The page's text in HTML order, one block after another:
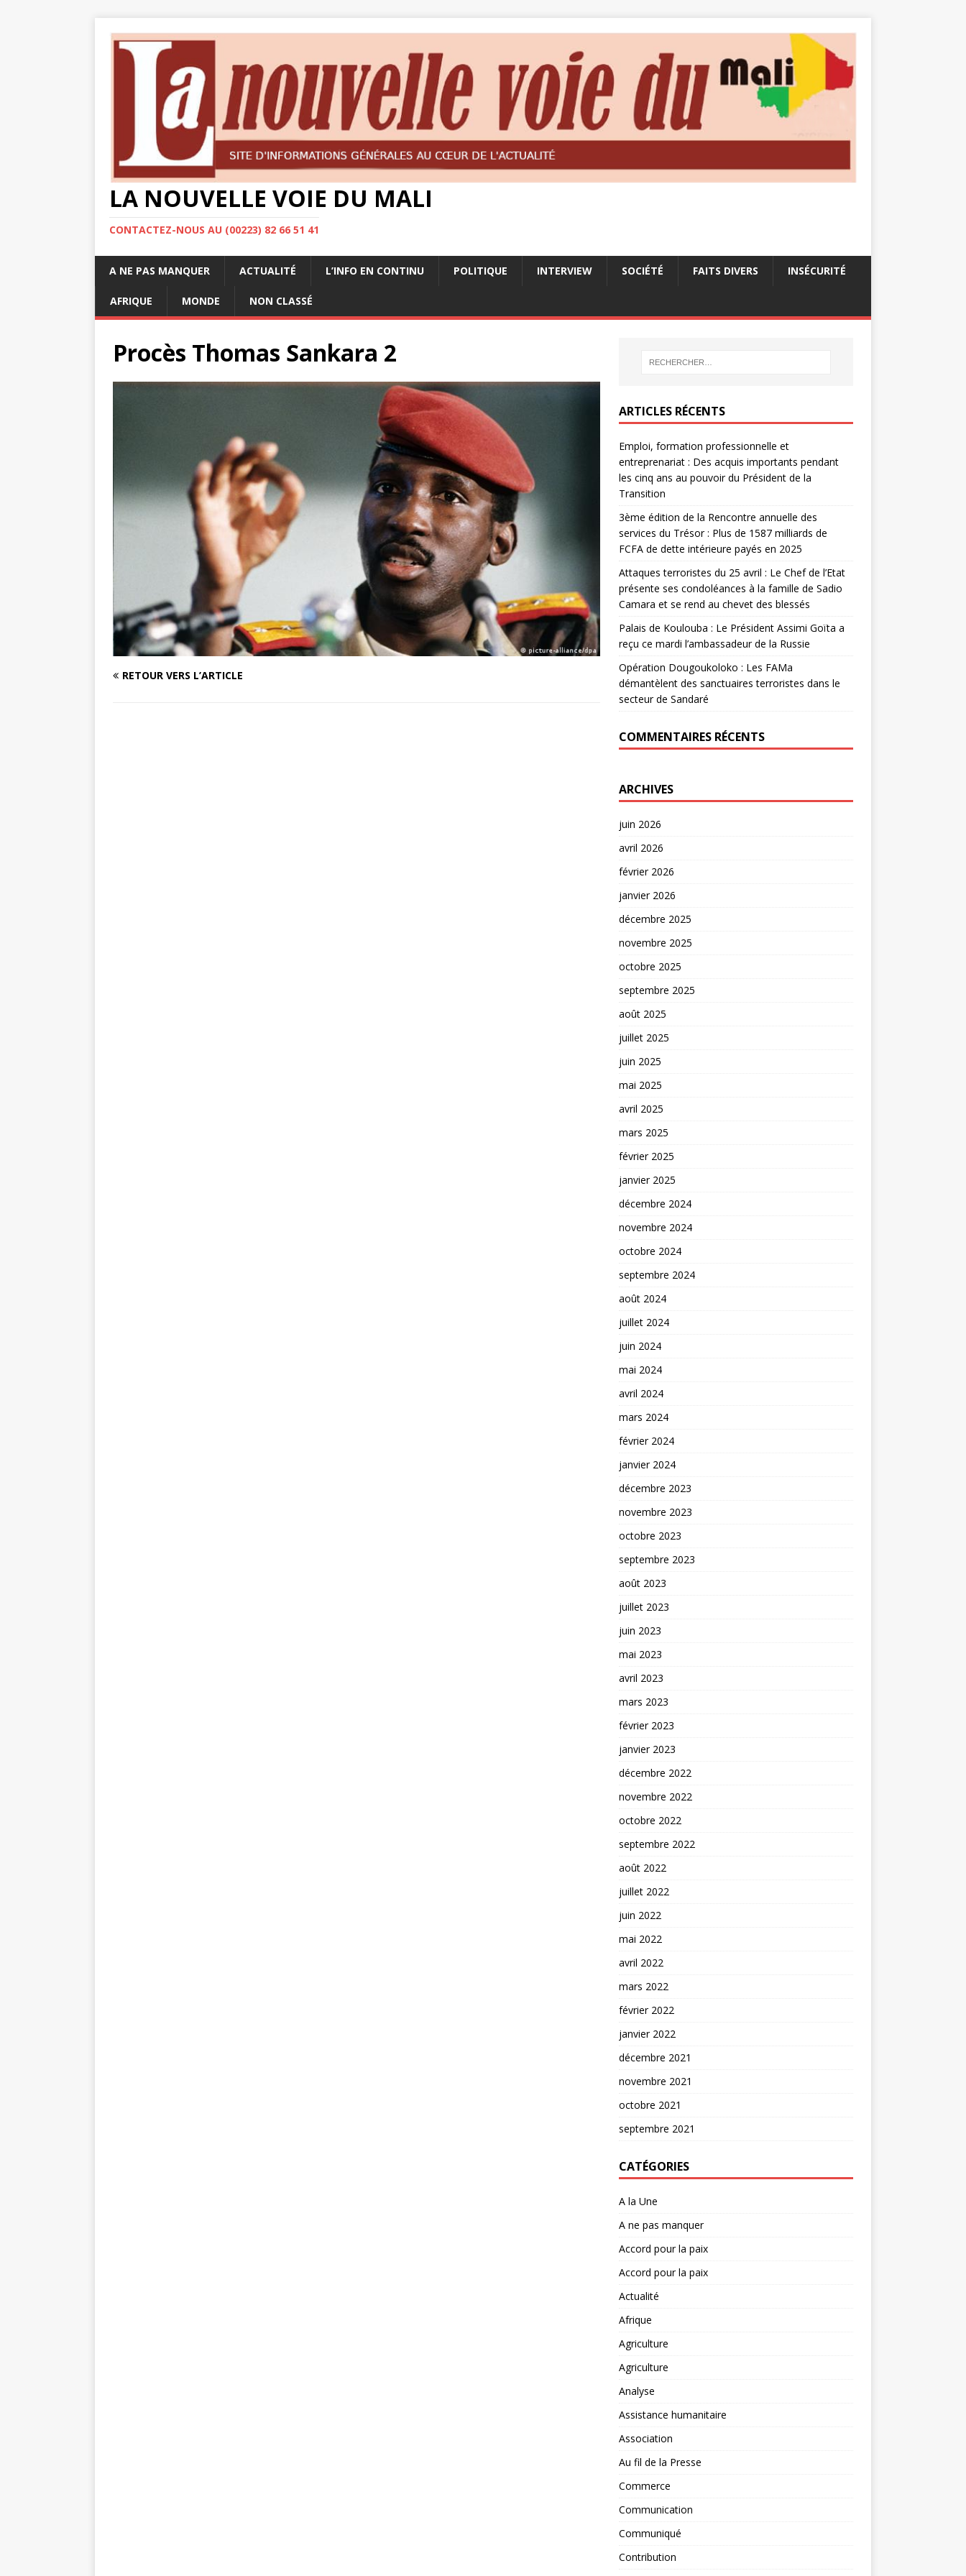
LA NOUVELLE VOIE DU MALI
CONTACTEZ-NOUS AU (00223) 82 66 51 41
A NE PAS MANQUER ACTUALITÉ L’INFO EN CONTINU POLITIQUE INTERVIEW SOCIÉTÉ FAITS DIVERS INSÉCURITÉ
AFRIQUE MONDE NON CLASSÉ
Procès Thomas Sankara 2
RETOUR VERS L’ARTICLE
ARTICLES RÉCENTS
Emploi, formation professionnelle et
entreprenariat : Des acquis importants pendant
les cinq ans au pouvoir du Président de la
Transition
3ème édition de la Rencontre annuelle des
services du Trésor : Plus de 1587 milliards de
FCFA de dette intérieure payés en 2025
Attaques terroristes du 25 avril : Le Chef de l’Etat
présente ses condoléances à la famille de Sadio
Camara et se rend au chevet des blessés
Palais de Koulouba : Le Président Assimi Goïta a
reçu ce mardi l’ambassadeur de la Russie
Opération Dougoukoloko : Les FAMa
démantèlent des sanctuaires terroristes dans le
secteur de Sandaré
COMMENTAIRES RÉCENTS
ARCHIVES
juin 2026
avril 2026
février 2026
janvier 2026
décembre 2025
novembre 2025
octobre 2025
septembre 2025
août 2025
juillet 2025
juin 2025
mai 2025
avril 2025
mars 2025
février 2025
janvier 2025
décembre 2024
novembre 2024
octobre 2024
septembre 2024
août 2024
juillet 2024
juin 2024
mai 2024
avril 2024
mars 2024
février 2024
janvier 2024
décembre 2023
novembre 2023
octobre 2023
septembre 2023
août 2023
juillet 2023
juin 2023
mai 2023
avril 2023
mars 2023
février 2023
janvier 2023
décembre 2022
novembre 2022
octobre 2022
septembre 2022
août 2022
juillet 2022
juin 2022
mai 2022
avril 2022
mars 2022
février 2022
janvier 2022
décembre 2021
novembre 2021
octobre 2021
septembre 2021
CATÉGORIES
A la Une
A ne pas manquer
Accord pour la paix
Accord pour la paix
Actualité
Afrique
Agriculture
Agriculture
Analyse
Assistance humanitaire
Association
Au fil de la Presse
Commerce
Communication
Communiqué
Contribution